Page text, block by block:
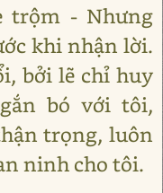
trộm - Nhưng
khi nhận lời.
bởi lẽ chỉ huy
bó với tôi,
trọng, luôn
ninh cho tôi.